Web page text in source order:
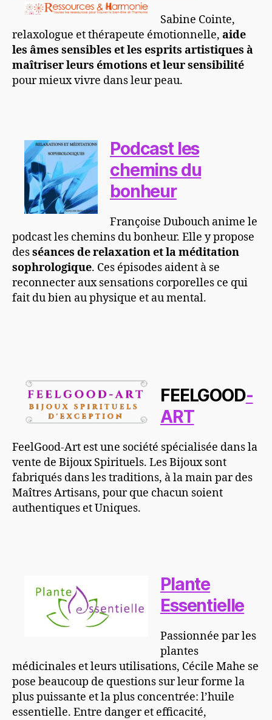
Sabine Cointe,
relaxologue et thérapeute émotionnelle, aide
les âmes sensibles et les esprits artistiques à
maîtriser leurs émotions et leur sensibilité
pour mieux vivre dans leur peau.
Podcast les
chemins du
bonheur
Françoise Dubouch anime le
podcast les chemins du bonheur. Elle y propose
desséances de relaxation et la méditation
sophrologique. Ces épisodes aident à se
reconnecter aux sensations corporelles ce qui
fait du bien au physique et au mental.
FEELGOOD-
ART
FeelGood-Art est une société spécialisée dans la
vente de Bijoux Spirituels. Les Bijoux sont
fabriqués dans les traditions, à la main par des
Maîtres Artisans, pour que chacun soient
authentiques et Uniques.
Plante
Essentielle
Passionnée par les
plantes
médicinales et leurs utilisations, Cécile Mahe se
pose beaucoup de questions sur leur forme la
plus puissante et la plus concentrée: l’huile
essentielle. Entre danger et efficacité,